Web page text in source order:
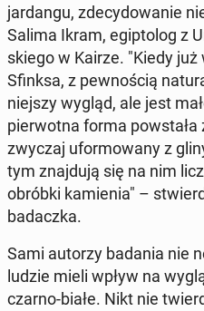
jar­dan­gu, zde­cy­do­wa­nie
Salima Ikram, egip­to­log z
skie­go w Kairze. "Kiedy
Sfinksa, z pew­no­ścią
niej­szy wygląd, ale jest
pier­wot­na forma
zwy­czaj ufor­mo­wa­ny z
tym znaj­du­ją się na nim
obróbki ka­mie­nia" –
ba­dacz­ka.
Sami autorzy badania nie
ludzie mieli wpływ na
czarno-białe. Nikt nie